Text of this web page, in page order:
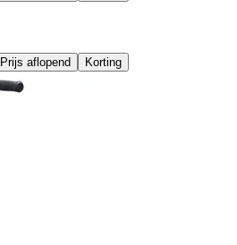
Prijs aflopend Korting